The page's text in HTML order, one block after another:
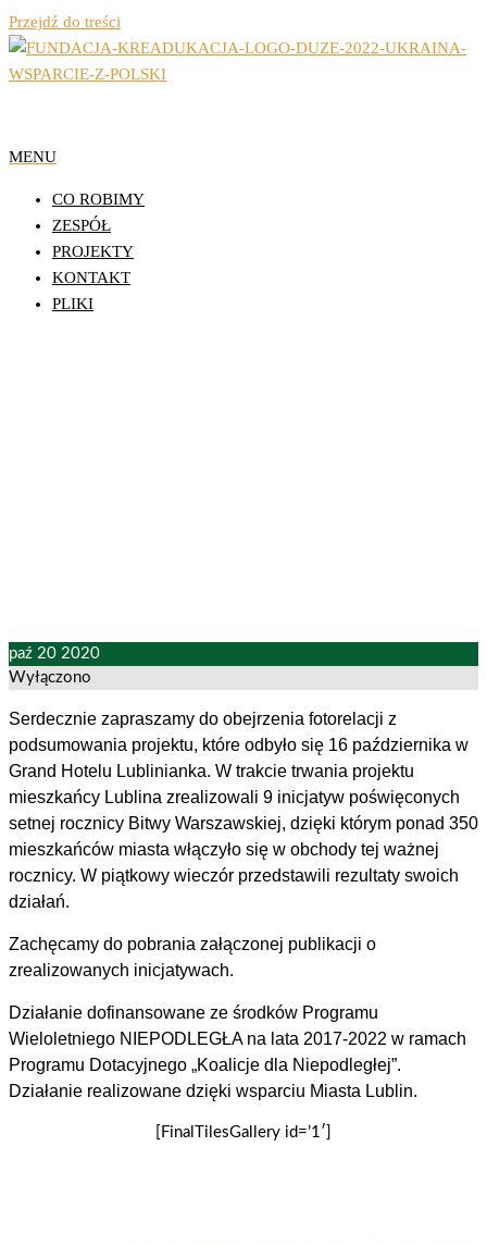
Przejdź do treści
Fundacja Działań
Edukacyjnych
KReAdukacja
MENU
CO ROBIMY
ZESPÓŁ
PROJEKTY
KONTAKT
PLIKI
paź 20 2020
Wyłączono
Serdecznie zapraszamy do obejrzenia fotorelacji z
podsumowania projektu, które odbyło się 16 października w
Grand Hotelu Lublinianka. W trakcie trwania projektu
mieszkańcy Lublina zrealizowali 9 inicjatyw poświęconych
setnej rocznicy Bitwy Warszawskiej, dzięki którym ponad 350
mieszkańców miasta włączyło się w obchody tej ważnej
rocznicy. W piątkowy wieczór przedstawili rezultaty swoich
działań.
Zachęcamy do pobrania załączonej publikacji o
zrealizowanych inicjatywach.
Działanie dofinansowane ze środków Programu
Wieloletniego NIEPODLEGŁA na lata 2017-2022 w ramach
Programu Dotacyjnego „Koalicje dla Niepodległej”.
Działanie realizowane dzięki wsparciu Miasta Lublin.
[FinalTilesGallery id=’1′]